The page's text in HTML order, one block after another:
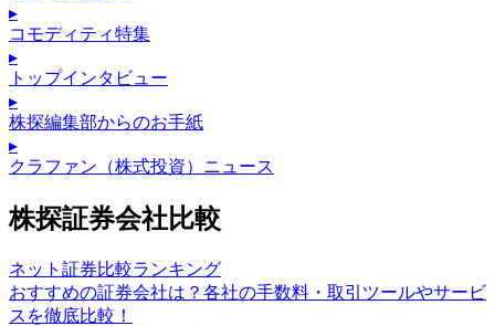
▸
コモディティ特集
▸
トップインタビュー
▸
株探編集部からのお手紙
▸
クラファン（株式投資）ニュース
株探証券会社比較
ネット証券比較ランキング
おすすめの証券会社は？各社の手数料・取引ツールやサービ
スを徹底比較！